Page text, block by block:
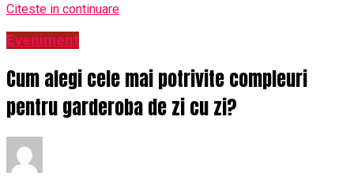
Citeste in continuare
Eveniment
Cum alegi cele mai potrivite compleuri
pentru garderoba de zi cu zi?